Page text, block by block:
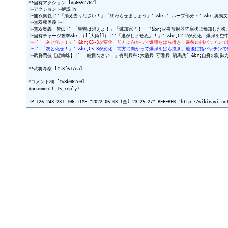
**固有アクション [#p6652762]
|~アクション|~解説|h
|~無双奥義|''「消え去りなさい！」「終わらせましょう」''&br;''ループ部分：''&br;奥
|~無双秘奥義|~|
|~無双奥義・皆伝|''「異物は消えよ！」「滅却完了！」''&br;火炎放射器で扇状に焼却した後
|~|''「灰と化せ！」''&br;C5-3が変化：前方に向かって爆弾をばら撒き、最後に指パッチン
|~|''「灰と化せ！」''&br;C5-3が変化：前方に向かって爆弾をばら撒き、最後に指パッチンで
|~武将閃技【虚蜘蛛】|''「瞠目なさい！」有利兵科:大盾兵･守備兵･騎馬兵''&br;自身の防御
**武将考察 [#i3f617ea]
*コメント欄 [#v8b062e0]
#pcomment(,15,reply)